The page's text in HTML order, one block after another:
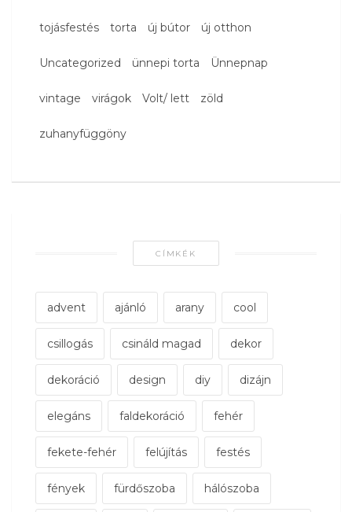
tojásfestés torta új bútor új otthon
Uncategorized ünnepi torta Ünnepnap
vintage virágok Volt/ lett zöld
zuhanyfüggöny
CÍMKÉK
advent ajánló arany cool
csillogás csináld magad dekor
dekoráció design diy dizájn
elegáns faldekoráció fehér
fekete-fehér felújítás festés
fények fürdőszoba hálószoba